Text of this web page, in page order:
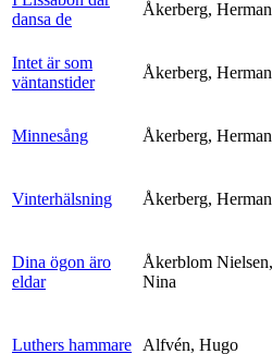
dansa de
Åkerberg, Herman
Intet är som
väntanstider
Åkerberg, Herman
Minnesång Åkerberg, Herman
Vinterhälsning Åkerberg, Herman
Dina ögon äro
eldar
Åkerblom Nielsen,
Nina
Luthers hammare Alfvén, Hugo